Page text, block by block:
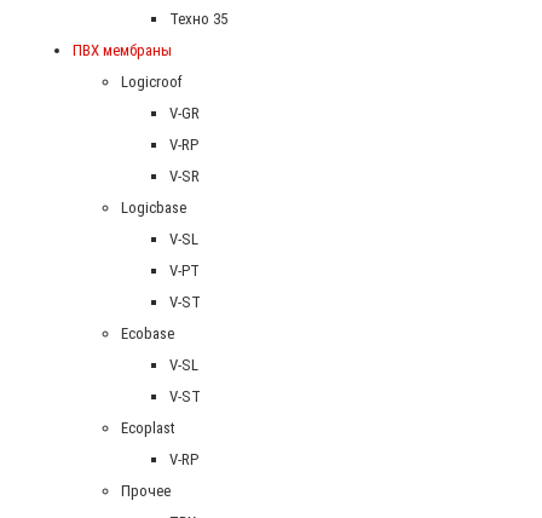
Техно 35
ПВХ мембраны
Logicroof
V-GR
V-RP
V-SR
Logicbase
V-SL
V-PT
V-ST
Ecobase
V-SL
V-ST
Ecoplast
V-RP
Прочее